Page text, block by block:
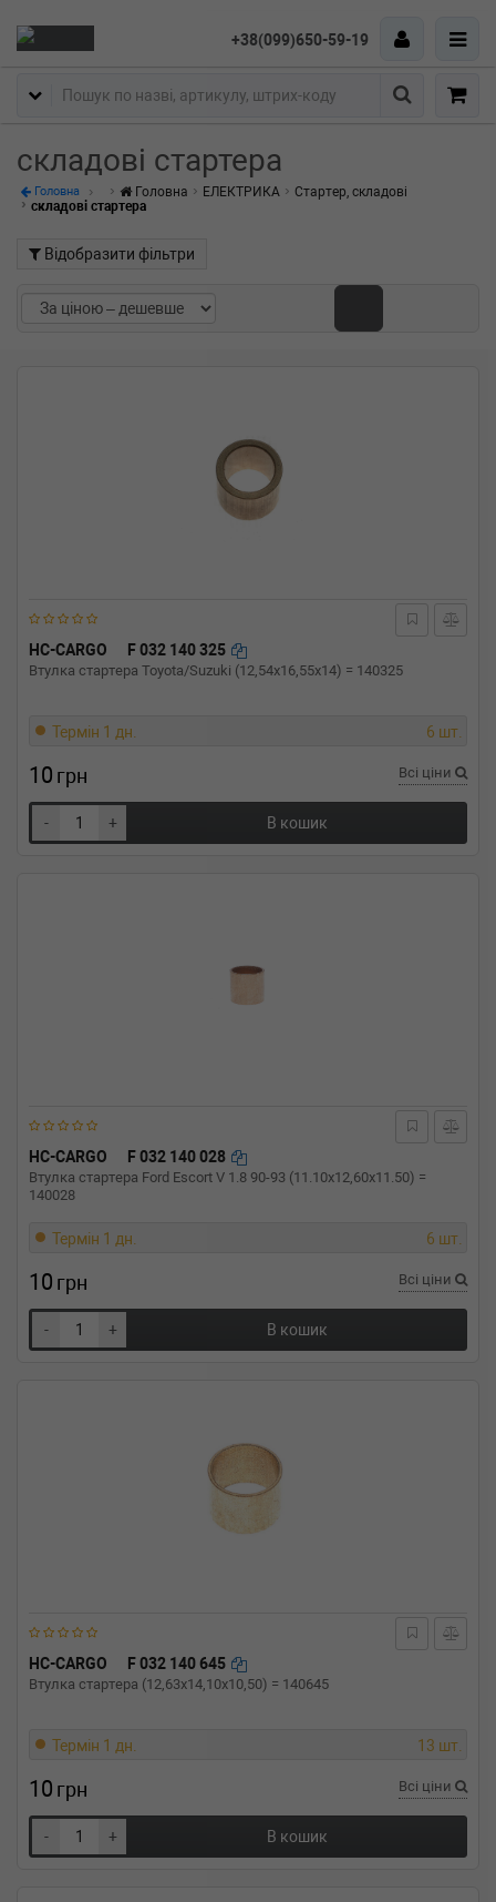
+38(099)650-59-19
Пошук
складові стартера
Головна Головна ЕЛЕКТРИКА
Стартер, складові
складові стартера
Відобразити фільтри
HC-CARGO F 032 140 325
Втулка стартера Toyota/Suzuki (12,54x16,55x14) = 140325
Термін 1 дн. 6 шт.
10 грн Всі ціни
- + В кошик
HC-CARGO F 032 140 028
Втулка стартера Ford Escort V 1.8 90-93 (11.10x12,60x11.50) =
140028
Термін 1 дн. 6 шт.
10 грн Всі ціни
- + В кошик
HC-CARGO F 032 140 645
Втулка стартера (12,63x14,10x10,50) = 140645
Термін 1 дн. 13 шт.
10 грн Всі ціни
- + В кошик